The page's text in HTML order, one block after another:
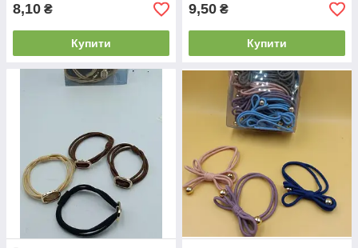
8,10 ₴
Купити
9,50 ₴
Купити